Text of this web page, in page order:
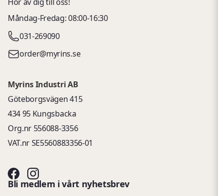
Måndag-Fredag: 08:00-16:30
031-269090
order@myrins.se
Myrins Industri AB
Göteborgsvägen 415
434 95 Kungsbacka
Org.nr 556088-3356
VAT.nr SE5560883356-01
Bli medlem i vårt nyhetsbrev